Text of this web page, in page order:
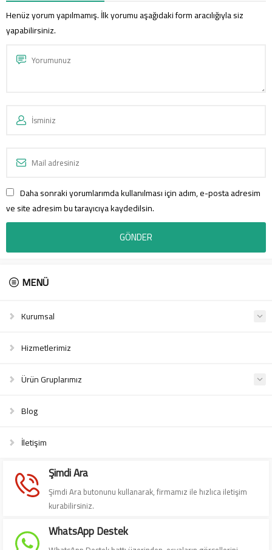
Henüz yorum yapılmamış. İlk yorumu aşağıdaki form aracılığıyla siz
yapabilirsiniz.
Daha sonraki yorumlarımda kullanılması için adım, e-posta adresim
ve site adresim bu tarayıcıya kaydedilsin.
MENÜ
Kurumsal
Hizmetlerimiz
Ürün Gruplarımız
Blog
İletişim
Şimdi Ara
Şimdi Ara butonunu kullanarak, firmamız ile hızlıca iletişim
kurabilirsiniz.
WhatsApp Destek
Cevap Yaz